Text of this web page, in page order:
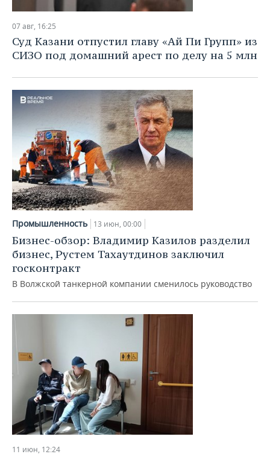
НЕФТЬ
ОПК
ЭНЕРГЕТИКА
РОЗНИЧНАЯ ТОРГОВЛЯ
ТРАНСПОРТ
УСЛУГИ
НОВОСТИ ТЕХНОЛОГИЙ
IT
МЕДИА
ТЕЛЕКОММУНИКАЦИИ
МЕРОПРИЯТИЯ
НОВОСТИ МЕРОПРИЯТИЙ
ВЫЕЗДНАЯ РЕДАКЦИЯ
БИЗНЕС-БРАНЧИ
ONLINE-КОНФЕРЕНЦИИ
ОТКРЫТАЯ ЛЕКЦИЯ
СПОРТ
НОВОСТИ СПОРТА
ФУТБОЛ
ХОККЕЙ
БАСКЕТБОЛ
ВОЛЕЙБОЛ
ФИГУРНОЕ КАТАНИЕ
ВОДНЫЕ ВИДЫ СПОРТА
ХОККЕЙ С МЯЧОМ
ОБЩЕСТВО
НОВОСТИ ОБЩЕСТВА
ВЛАСТЬ
ИНФРАСТРУКТУРА
ИСТОРИЯ
МЕДИЦИНА
ОБРАЗОВАНИЕ
ПРОИСШЕСТВИЯ
ФОТОГАЛЕРЕЯ
СЮЖЕТЫ
СПРАВОЧНИК
СПИСОК ПЕРСОН
СПИСОК КОМПАНИЙ
ПОЛНАЯ ВЕРСИЯ
07 авг, 16:25
Суд Казани отпустил главу «Ай Пи Групп» из
СИЗО под домашний арест по делу на 5 млн
Промышленность 13 июн, 00:00
Бизнес-обзор: Владимир Казилов разделил
бизнес, Рустем Тахаутдинов заключил
госконтракт
В Волжской танкерной компании сменилось руководство
11 июн, 12:24